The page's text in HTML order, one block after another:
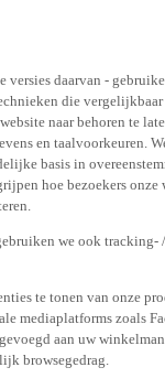
versies daarvan -
die
naar behoren te
en taalvoorkeuren.
basis in
hoe bezoekers
we ook
te tonen van onze
mediaplatforms zoals
aan uw
browsegedrag.